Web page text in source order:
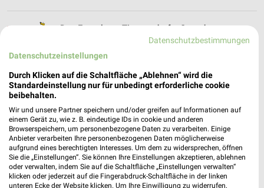
Das Futterhaus Timmendorfer Strand
23669 Timmendorfer Strand
239,50 km • Angebote: 1 Prospekt
DAS FUTTERHAUS Reinfeld
Bahnhofstraße 6-8
23858 Reinfeld
242,80 km • Angebote: 1 Prospekt
Datenschutzbestimmungen
Datenschutzeinstellungen
Durch Klicken auf die Schaltfläche „Ablehnen“ wird die
Standardeinstellung nur für unbedingt erforderliche cookie
beibehalten.
Wir und unsere Partner speichern und/oder greifen auf Informationen auf
einem Gerät zu, wie z. B. eindeutige IDs in cookie und anderen
Browserspeichern, um personenbezogene Daten zu verarbeiten. Einige
Anbieter verarbeiten Ihre personenbezogenen Daten möglicherweise
aufgrund eines berechtigten Interesses. Um dem zu widersprechen, öffnen
Sie die „Einstellungen“. Sie können Ihre Einstellungen akzeptieren, ablehnen
oder verwalten, indem Sie auf die Schaltfläche „Einstellungen verwalten“
klicken oder jederzeit auf die Fingerabdruck-Schaltfläche in der linken
unteren Ecke der Website klicken. Um Ihre Einwilligung zu widerrufen,